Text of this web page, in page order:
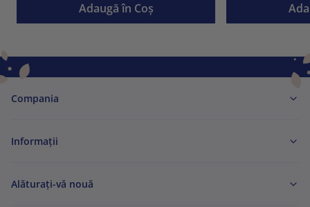
Adaugă în Coş
Compania
Informaţii
Alăturați-vă nouă